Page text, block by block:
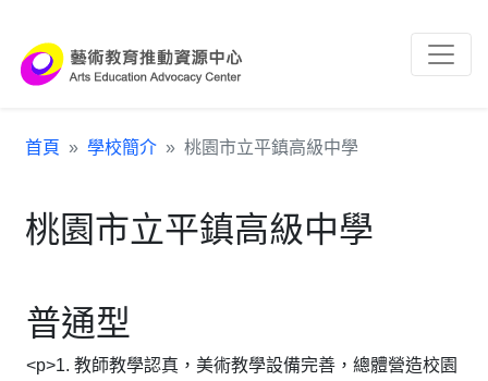
首頁 學校簡介 桃園市立平鎮高級中學
桃園市立平鎮高級中學
普通型
<p>1. 教師教學認真，美術教學設備完善，總體營造校園